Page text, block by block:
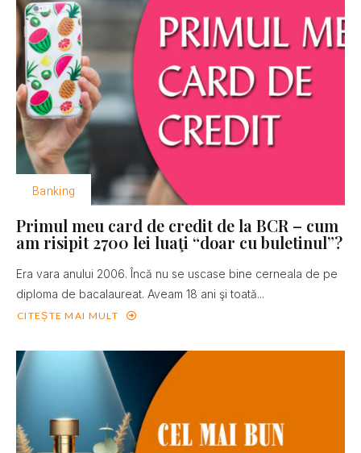
Banking
Primul meu card de credit de la BCR – cum
am risipit 2700 lei luaţi “doar cu buletinul”?
Era vara anului 2006. Încă nu se uscase bine cerneala de pe
diploma de bacalaureat. Aveam 18 ani şi toată...
CITEȘTE MAI MULT